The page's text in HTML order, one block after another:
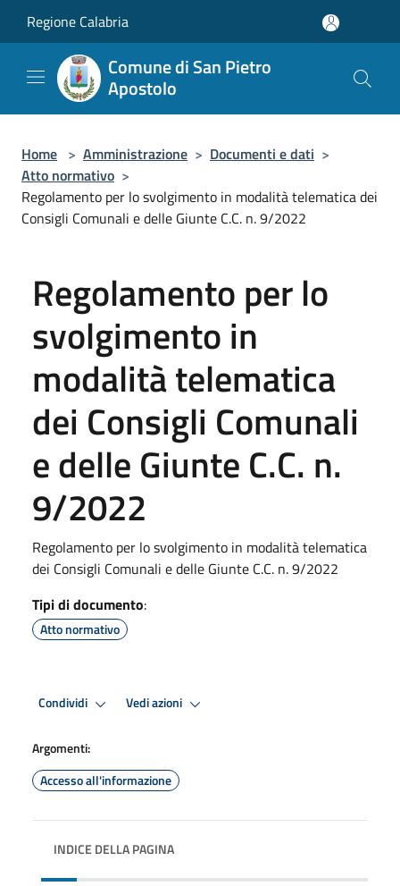
Regione Calabria
Comune di San Pietro
Apostolo
Home > Amministrazione > Documenti e dati >
Atto normativo >
Regolamento per lo svolgimento in modalità telematica dei
Consigli Comunali e delle Giunte C.C. n. 9/2022
Regolamento per lo
svolgimento in
modalità telematica
dei Consigli Comunali
e delle Giunte C.C. n.
9/2022
Regolamento per lo svolgimento in modalità telematica
dei Consigli Comunali e delle Giunte C.C. n. 9/2022
Tipi di documento:
Atto normativo
Condividi Vedi azioni
Argomenti:
Accesso all'informazione
INDICE DELLA PAGINA